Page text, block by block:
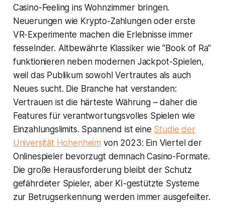
Casino-Feeling ins Wohnzimmer bringen.
Neuerungen wie Krypto-Zahlungen oder erste
VR-Experimente machen die Erlebnisse immer
fesselnder. Altbewährte Klassiker wie "Book of Ra"
funktionieren neben modernen Jackpot-Spielen,
weil das Publikum sowohl Vertrautes als auch
Neues sucht. Die Branche hat verstanden:
Vertrauen ist die härteste Währung – daher die
Features für verantwortungsvolles Spielen wie
Einzahlungslimits. Spannend ist eine Studie der
Universität Hohenheim von 2023: Ein Viertel der
Onlinespieler bevorzugt demnach Casino-Formate.
Die große Herausforderung bleibt der Schutz
gefährdeter Spieler, aber KI-gestützte Systeme
zur Betrugserkennung werden immer ausgefeilter.